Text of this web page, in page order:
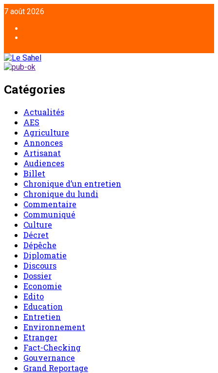
7 août 2026
Catégories
Actualités
AES
Agriculture
Annonces
Artisanat
Audiences
Billet
Chronique d’un entretien
Chronique du lundi
Commentaire
Communiqué
Culture
Décret
Dépêche
Diplomatie
Discours
Dossier
Economie
Edito
Education
Entretien
Environnement
Etranger
Fact-Checking
Gouvernance
Grand Reportage